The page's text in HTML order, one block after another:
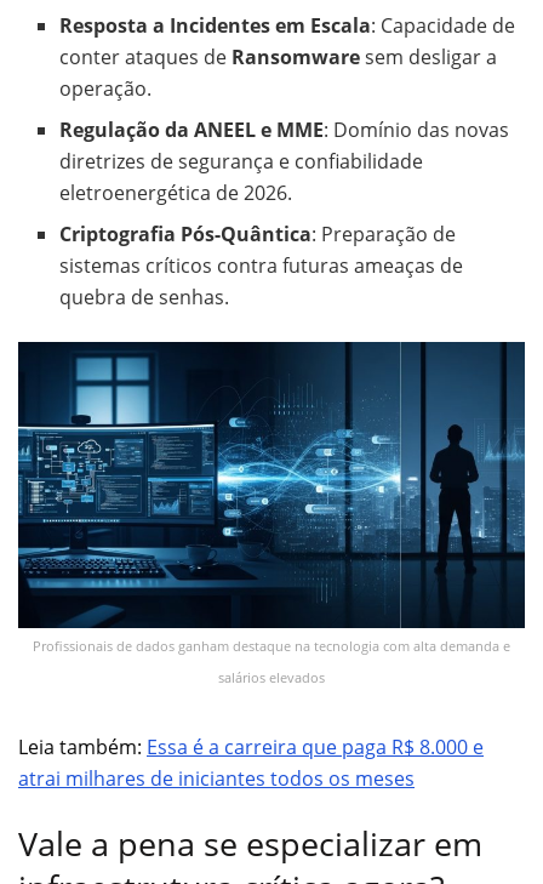
Resposta a Incidentes em Escala: Capacidade de
conter ataques de Ransomwaresem desligar a
operação.
Regulação da ANEEL e MME: Domínio das novas
diretrizes de segurança e confiabilidade
eletroenergética de 2026.
Criptografia Pós-Quântica: Preparação de
sistemas críticos contra futuras ameaças de
quebra de senhas.
Profissionais de dados ganham destaque na tecnologia com alta demanda e
salários elevados
Leia também: Essa é a carreira que paga R$ 8.000 e
atrai milhares de iniciantes todos os meses
Vale a pena se especializar em